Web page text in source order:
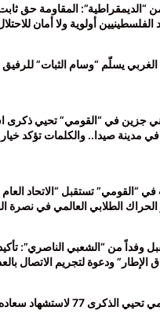
“الديمقراطية”: المقاومة حق ثابت
أولوية ولا أمان
الغربي يسلّم “وسام الثبات”
جزين في “القومي” تحيي ذكرى
مدينة صيدا.. والكلمات تؤكد خيار
“القومي” تستقبل “الاتحاد العام
الطلابي العالمي في نصرة
وفداً من “الشعبي الناصري”: تأكيد
ودعوة لتجريم الاتصال
منفذية عكار في القومي تحيي الذكرى 77